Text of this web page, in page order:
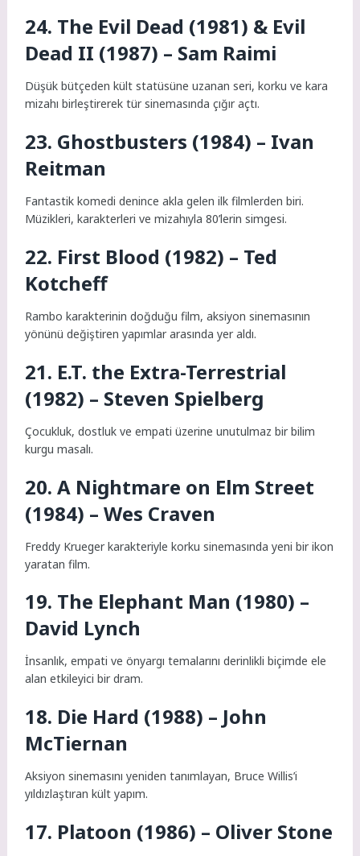
24. The Evil Dead (1981) & Evil
Dead II (1987) – Sam Raimi
Düşük bütçeden kült statüsüne uzanan seri, korku ve kara
mizahı birleştirerek tür sinemasında çığır açtı.
23. Ghostbusters (1984) – Ivan
Reitman
Fantastik komedi denince akla gelen ilk filmlerden biri.
Müzikleri, karakterleri ve mizahıyla 80’lerin simgesi.
22. First Blood (1982) – Ted
Kotcheff
Rambo karakterinin doğduğu film, aksiyon sinemasının
yönünü değiştiren yapımlar arasında yer aldı.
21. E.T. the Extra-Terrestrial
(1982) – Steven Spielberg
Çocukluk, dostluk ve empati üzerine unutulmaz bir bilim
kurgu masalı.
20. A Nightmare on Elm Street
(1984) – Wes Craven
Freddy Krueger karakteriyle korku sinemasında yeni bir ikon
yaratan film.
19. The Elephant Man (1980) –
David Lynch
İnsanlık, empati ve önyargı temalarını derinlikli biçimde ele
alan etkileyici bir dram.
18. Die Hard (1988) – John
McTiernan
Aksiyon sinemasını yeniden tanımlayan, Bruce Willis’i
yıldızlaştıran kült yapım.
17. Platoon (1986) – Oliver Stone